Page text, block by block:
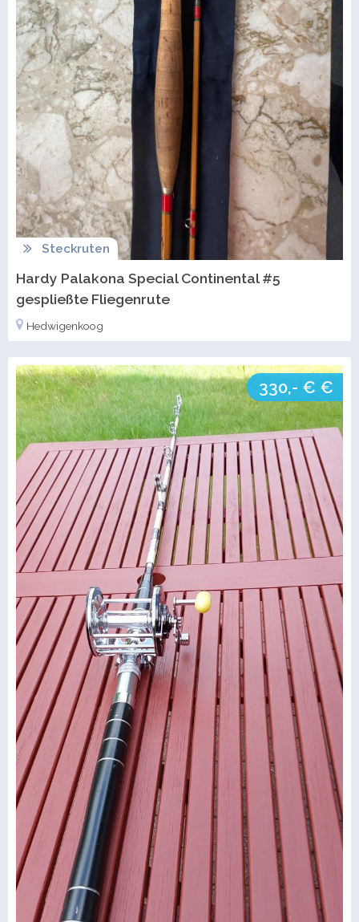
Steckruten
Hardy Palakona Special Continental #5
gespließte Fliegenrute
Hedwigenkoog
330,- € €